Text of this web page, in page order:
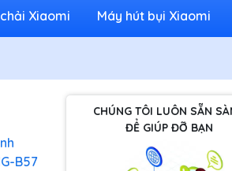
Xiaomi Máy hút bụi Xiaomi
B57
CHÚNG TÔI LUÔN SẴN
ĐỂ GIÚP ĐỠ BẠN